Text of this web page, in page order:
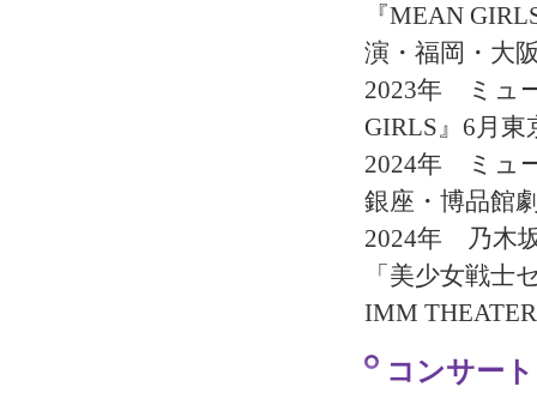
『MEAN
演・福岡・大
2023年 ミュ
GIRLS』6月
2024年 ミュ
銀座・博品館
2024年 乃木
「美少女戦
IMM THEATER
コンサー